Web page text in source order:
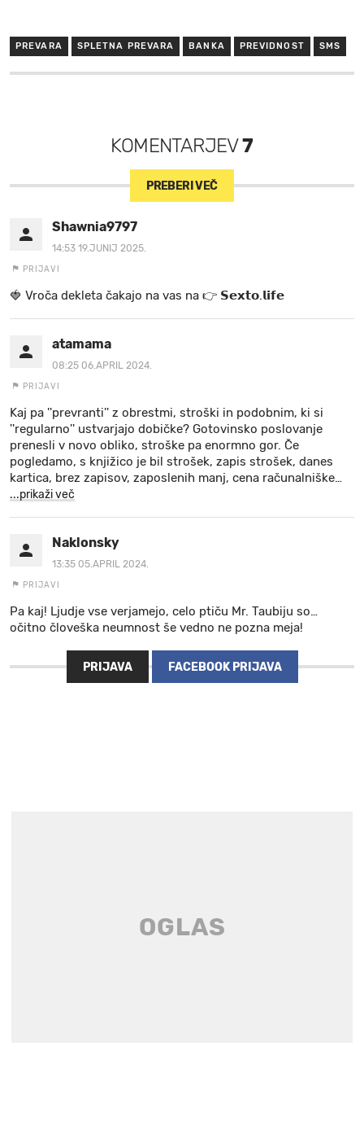
PREVARA SPLETNA PREVARA BANKA PREVIDNOST SMS
KOMENTARJEV7
PREBERI VEČ
Shawnia9797
14:53 19.JUNIJ 2025.
PRIJAVI
🍓 V r o č a d e k l e t a ča k a jo na va s n a 👉 𝗦𝗲𝘅𝘁𝗼.𝗹𝗶𝗳𝗲
atamama
08:25 06.APRIL 2024.
PRIJAVI
Kaj pa ''prevranti'' z obrestmi, stroški in podobnim, ki si
''regularno'' ustvarjajo dobičke? Gotovinsko poslovanje
prenesli v novo obliko, stroške pa enormno gor. Če
pogledamo, s knjižico je bil strošek, zapis strošek, danes
kartica, brez zapisov, zaposlenih manj, cena računalniške…
...prikaži več
Naklonsky
13:35 05.APRIL 2024.
PRIJAVI
Pa kaj! Ljudje vse verjamejo, celo ptiču Mr. Taubiju so…
očitno človeška neumnost še vedno ne pozna meja!
PRIJAVA FACEBOOK PRIJAVA